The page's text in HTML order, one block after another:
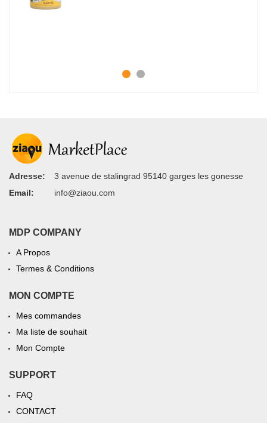
Adresse:
3 avenue de stalingrad 95140 garges les gonesse
Email:
info@ziaou.com
MDP COMPANY
A Propos
Termes & Conditions
MON COMPTE
Mes commandes
Ma liste de souhait
Mon Compte
SUPPORT
FAQ
CONTACT